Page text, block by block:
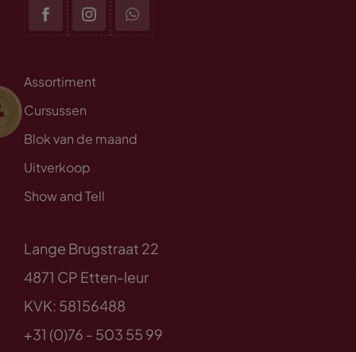
Assortiment
Cursussen
Blok van de maand
Uitverkoop
Show and Tell
Lange Brugstraat 22
4871 CP Etten-leur
KVK: 58156488
+31 (0)76 - 503 55 99